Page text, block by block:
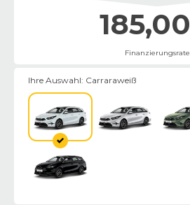
185,00
Finanzierungsrate
Ihre Auswahl: Carraraweiß